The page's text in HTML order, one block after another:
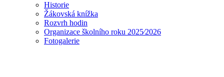
Historie
Žákovská knížka
Rozvrh hodin
Organizace školního roku 2025⁄2026
Fotogalerie